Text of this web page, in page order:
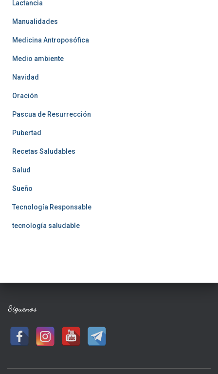
Lactancia
Manualidades
Medicina Antroposófica
Medio ambiente
Navidad
Oración
Pascua de Resurrección
Pubertad
Recetas Saludables
Salud
Sueño
Tecnología Responsable
tecnología saludable
Síguenos